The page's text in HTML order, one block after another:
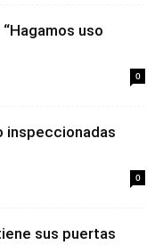
uso
0
inspeccionadas
0
sus puertas